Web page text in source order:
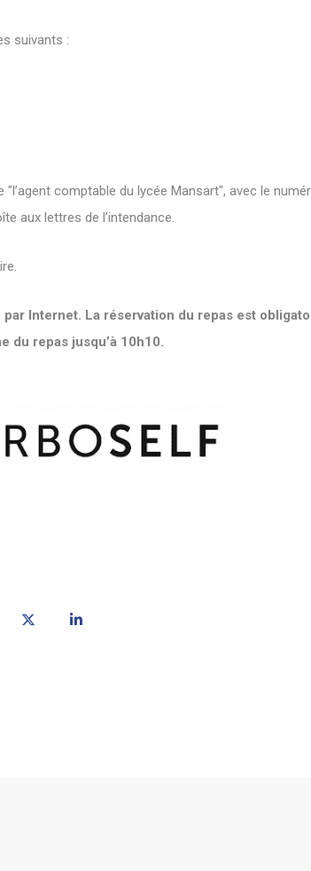
suivants :
"l’agent comptable du lycée Mansart", avec le
aux lettres de l’intendance.
Internet. La réservation du repas est
du repas jusqu’à 10h10.